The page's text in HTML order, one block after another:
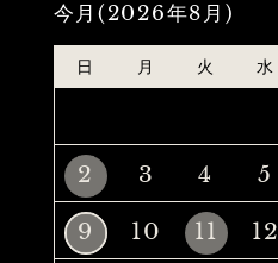
今月(2026年8月)
日 月 火 水
2
3 4 5
9
10 11 12